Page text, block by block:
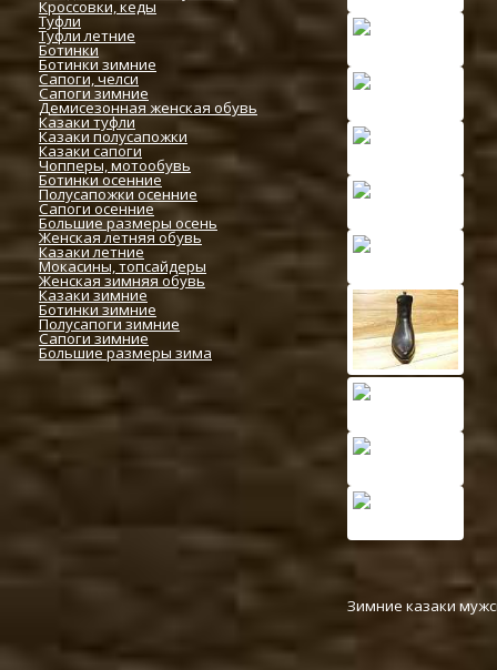
Кроссовки, кеды
Туфли
Туфли летние
Ботинки
Ботинки зимние
Сапоги, челси
Сапоги зимние
Демисезонная женская обувь
Казаки туфли
Казаки полусапожки
Казаки сапоги
Чопперы, мотообувь
Ботинки осенние
Полусапожки осенние
Сапоги осенние
Большие размеры осень
Женская летняя обувь
Казаки летние
Мокасины, топсайдеры
Женская зимняя обувь
Казаки зимние
Ботинки зимние
Полусапоги зимние
Сапоги зимние
Большие размеры зима
Зимние казаки